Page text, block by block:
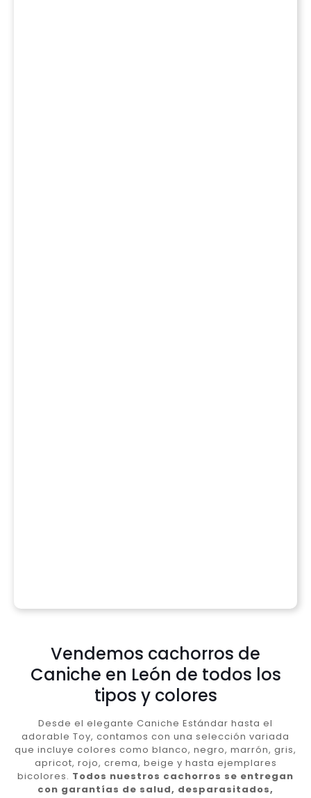
Vendemos cachorros de
Caniche en León de todos los
tipos y colores
Desde el elegante Caniche Estándar hasta el
adorable Toy, contamos con una selección variada
que incluye colores como blanco, negro, marrón, gris,
apricot, rojo, crema, beige y hasta ejemplares
bicolores. Todos nuestros cachorros se entregan
con garantías de salud, desparasitados,